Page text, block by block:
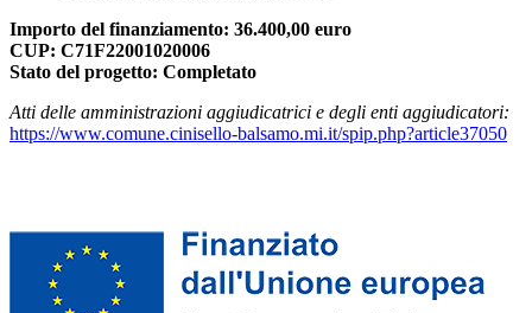
Importo del finanziamento: 36.400,00 euro
CUP: C71F22001020006
Stato del progetto: Completato
Atti delle amministrazioni aggiudicatrici e degli enti aggiudicatori:
https://www.comune.cinisello-balsamo.mi.it/spip.php?article37050